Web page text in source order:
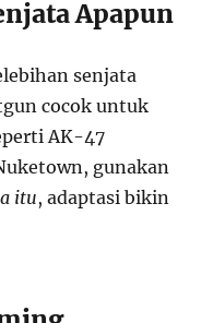
Apapun
senjata
cocok untuk
AK-47
gunakan
itu, adaptasi bikin